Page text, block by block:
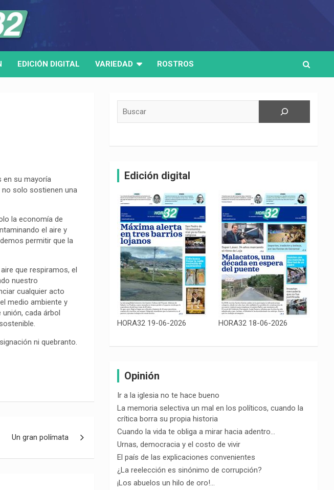
EDICIÓN DIGITAL VARIEDAD ROSTROS
en su mayoría
solo sostienen una
la economía de
el aire y
permitir que la
que respiramos, el
nuestro
cualquier acto
medio ambiente y
cada árbol
ni quebranto.
Un gran polímata
Edición digital
HORA32 19-06-2026 HORA32 18-06-2026
Opinión
Ir a la iglesia no te hace bueno
La memoria selectiva un mal en los políticos, cuando la
crítica borra su propia historia
Cuando la vida te obliga a mirar hacia adentro…
Urnas, democracia y el costo de vivir
El país de las explicaciones convenientes
¿La reelección es sinónimo de corrupción?
¡Los abuelos un hilo de oro!…